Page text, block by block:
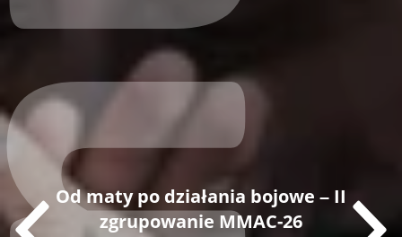
Od maty po działania bojowe – II
zgrupowanie MMAC-26